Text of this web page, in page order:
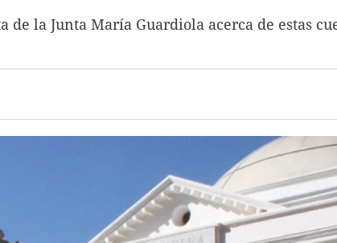
la Junta María Guardiola acerca de estas